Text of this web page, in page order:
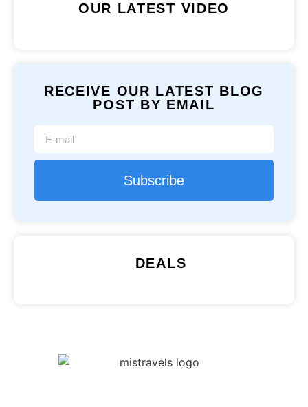
OUR LATEST VIDEO
RECEIVE OUR LATEST BLOG
POST BY EMAIL
Subscribe
DEALS